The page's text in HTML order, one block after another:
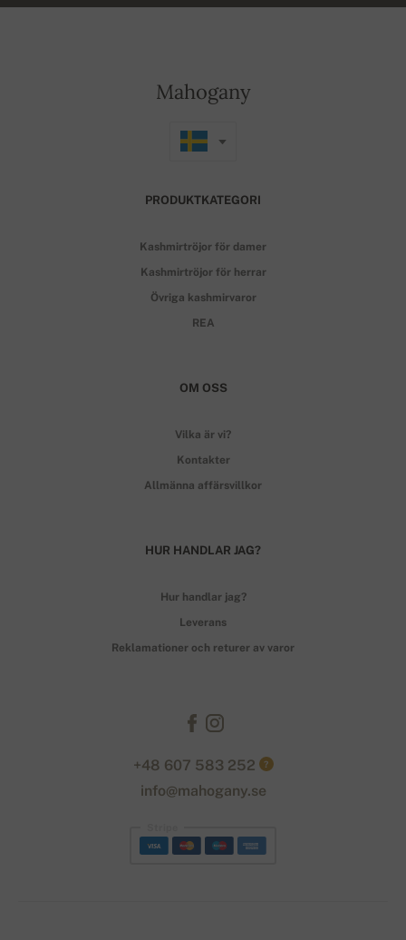
Mahogany
PRODUKTKATEGORI
Kashmirtröjor för damer
Kashmirtröjor för herrar
Övriga kashmirvaror
REA
OM OSS
Vilka är vi?
Kontakter
Allmänna affärsvillkor
HUR HANDLAR JAG?
Hur handlar jag?
Leverans
Reklamationer och returer av varor
+48 607 583 252 ?
info@mahogany.se